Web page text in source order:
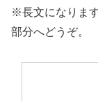
※長文になりま
部分へどうぞ。